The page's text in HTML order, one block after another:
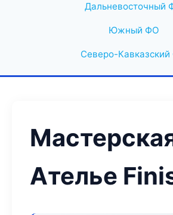
Дальневосточный
Южный ФО
Северо-
Ателье